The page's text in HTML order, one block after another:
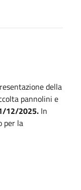
della
pannolini e
12/2025. In
per la